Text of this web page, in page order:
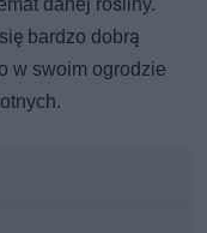
bardzo dobrą
w swoim ogrodzie